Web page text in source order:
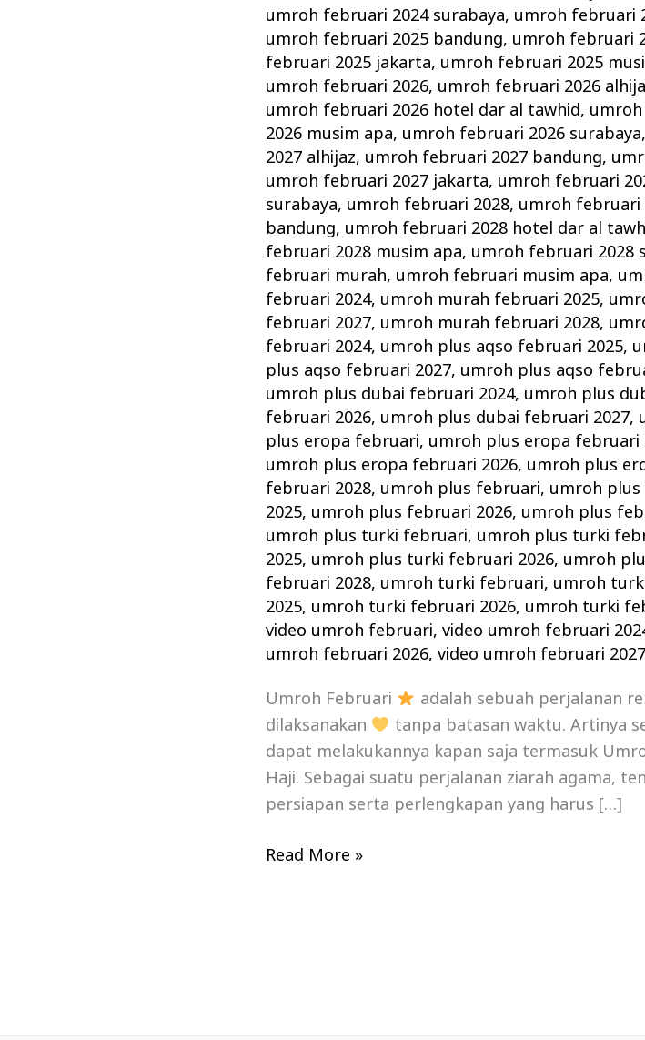
umroh februari 2024 surabaya, umroh februari
umroh februari 2025 bandung, umroh februari
februari 2025 jakarta, umroh februari 2025
umroh februari 2026, umroh februari 2026
umroh februari 2026 hotel dar al tawhid,
2026 musim apa, umroh februari 2026 surabaya,
2027 alhijaz, umroh februari 2027 bandung,
umroh februari 2027 jakarta, umroh februari
surabaya, umroh februari 2028, umroh februari
bandung, umroh februari 2028 hotel dar al
februari 2028 musim apa, umroh februari 2028
februari murah, umroh februari musim apa,
februari 2024, umroh murah februari 2025,
februari 2027, umroh murah februari 2028,
februari 2024, umroh plus aqso februari 2025,
plus aqso februari 2027, umroh plus aqso
umroh plus dubai februari 2024, umroh plus
februari 2026, umroh plus dubai februari 2027,
plus eropa februari, umroh plus eropa februari
umroh plus eropa februari 2026, umroh plus
februari 2028, umroh plus februari, umroh
2025, umroh plus februari 2026, umroh plus
umroh plus turki februari, umroh plus turki
2025, umroh plus turki februari 2026, umroh
februari 2028, umroh turki februari, umroh
2025, umroh turki februari 2026, umroh turki
video umroh februari,video umroh februari
umroh februari 2026,video umroh februari
Umroh Februari adalah sebuah perjalanan
dilaksanakan
tanpa batasan waktu. Artinya
dapat melakukannya kapan saja termasuk
Haji. Sebagai suatu perjalanan ziarah agama,
persiapan serta perlengkapan yang harus […]
Read More »